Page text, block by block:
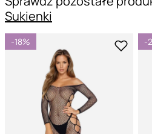
Sukienki
-18% -